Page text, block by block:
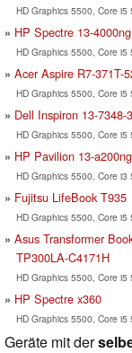
HD Graphics 5500, Core i5
HP Spectre 13-
HD Graphics 5500, Core i5
Acer Aspire R7-371T-
HD Graphics 5500, Core i5
Dell Inspiron 13-7348-
HD Graphics 5500, Core i5
HP Pavilion 13-
HD Graphics 5500, Core i3
Fujitsu LifeBook T935
HD Graphics 5500, Core i5
Asus Transformer
TP300LA-C4171H
HD Graphics 5500, Core i5
HP Spectre x360
HD Graphics 5500, Core i5
Geräte mit der